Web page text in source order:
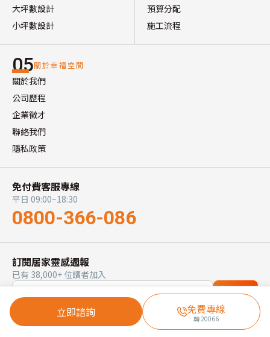
立即諮詢 免費專線
轉20066
大坪數設計
小坪數設計
預算分配
施工流程
05關於幸福空間
關於我們
公司歷程
企業徵才
聯絡我們
隱私政策
免付費客服專線
平日 09:00~18:30
0800-366-086
訂閱居家靈感週報
已有 38,000+ 位讀者加入
訂閱